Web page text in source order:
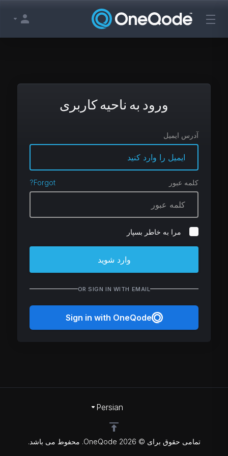
ورود به ناحیه کاربری
آدرس ایمیل
کلمه عبور Forgot?
مرا به خاطر بسپار
وارد شوید
OR SIGN IN WITH EMAIL
Sign in with OneQode
تمامی حقوق برای © 2026 OneQode. محفوط می باشد.
Persian